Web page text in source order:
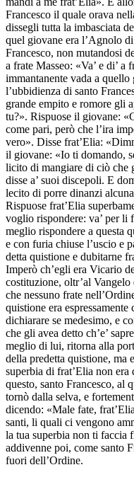
Francesco il quale orava
dissegli tutta la imbasciata
quel giovane era l’Agnolo
Francesco, non mutandosi
a frate Masseo: «Va’ e di’ a
immantanente vada a
l’ubbidienza di santo
grande empito e romore gli
tu?». Rispuose il giovane:
come pari, però che l’ira
vero». Disse frat’Elia:
il giovane: «Io ti domando,
licito di mangiare di ciò che
disse a’ suoi discepoli. E
lecito di porre dinanzi
Rispuose frat’Elia
voglio rispondere: va’ per li
meglio rispondere a questa
e con furia chiuse l’uscio e
detta quistione e dubitarne
Imperò ch’egli era Vicario
costituzione, oltr’al Vangelo
che nessuno frate
quistione era
dichiarare se medesimo, e
che gli avea detto ch’e’
meglio di lui, ritorna alla
della predetta quistione, ma
superbia di frat’Elia non
questo, santo Francesco, al
tornò dalla selva, e
dicendo: «Male fate,
santi, li quali ci vengono
la tua superbia non ti faccia
addivenne poi, come santo
fuori dell’Ordine.